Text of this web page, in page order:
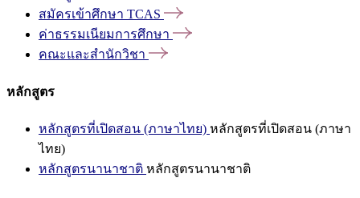
สมัครเข้าศึกษา TCAS
ค่าธรรมเนียมการศึกษา
คณะและสำนักวิชา
หลักสูตร
หลักสูตรที่เปิดสอน (ภาษาไทย) หลักสูตรที่เปิดสอน (ภาษา
ไทย)
หลักสูตรนานาชาติ หลักสูตรนานาชาติ